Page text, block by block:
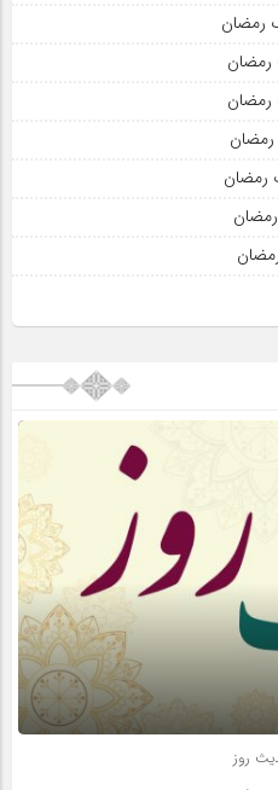
رمضان
رمضان
رمضان
رمضان
رمضان
روز